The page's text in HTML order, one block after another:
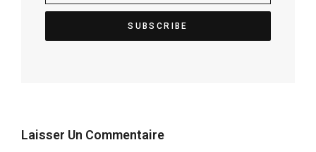
Laisser Un Commentaire